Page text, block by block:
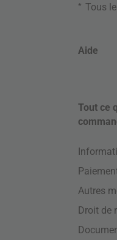
* Tous
Aide
Tout ce
Autres
Droit de